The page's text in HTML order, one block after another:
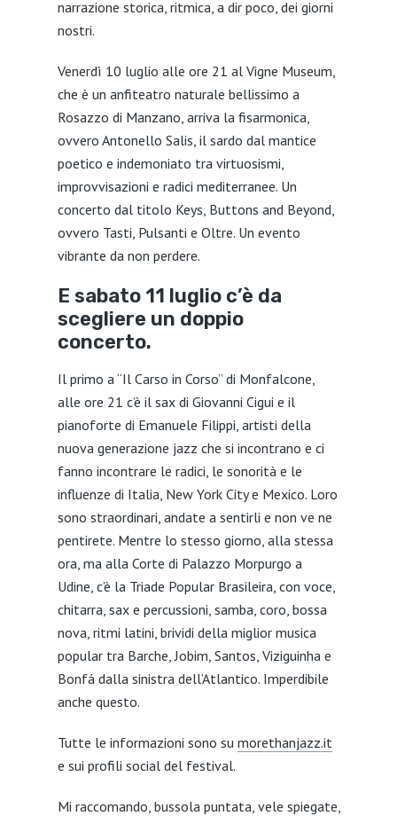
narrazione storica, ritmica, a dir poco, dei giorni
nostri.
Venerdì 10 luglio alle ore 21 al Vigne Museum,
che è un anfiteatro naturale bellissimo a
Rosazzo di Manzano, arriva la fisarmonica,
ovvero Antonello Salis, il sardo dal mantice
poetico e indemoniato tra virtuosismi,
improvvisazioni e radici mediterranee. Un
concerto dal titolo Keys, Buttons and Beyond,
ovvero Tasti, Pulsanti e Oltre. Un evento
vibrante da non perdere.
E sabato 11 luglio c’è da
scegliere un doppio
concerto.
Il primo a “Il Carso in Corso” di Monfalcone,
alle ore 21 c’è il sax di Giovanni Cigui e il
pianoforte di Emanuele Filippi, artisti della
nuova generazione jazz che si incontrano e ci
fanno incontrare le radici, le sonorità e le
influenze di Italia, New York City e Mexico. Loro
sono straordinari, andate a sentirli e non ve ne
pentirete. Mentre lo stesso giorno, alla stessa
ora, ma alla Corte di Palazzo Morpurgo a
Udine, c’è la Triade Popular Brasileira, con voce,
chitarra, sax e percussioni, samba, coro, bossa
nova, ritmi latini, brividi della miglior musica
popular tra Barche, Jobim, Santos, Viziguinha e
Bonfá dalla sinistra dell’Atlantico. Imperdibile
anche questo.
Tutte le informazioni sono su morethanjazz.it
e sui profili social del festival.
Mi raccomando, bussola puntata, vele spiegate,